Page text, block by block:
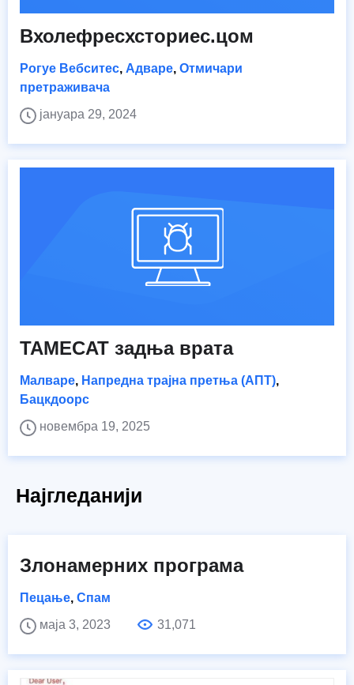
Вхолефресхсториес.цом
Рогуе Вебситес, Адваре, Отмичари
претраживача
јануара 29, 2024
TAMECAT задња врата
Малваре, Напредна трајна претња (АПТ),
Бацкдоорс
новембра 19, 2025
Најгледанији
Злонамерних програма
Пецање, Спам
маја 3, 2023
31,071